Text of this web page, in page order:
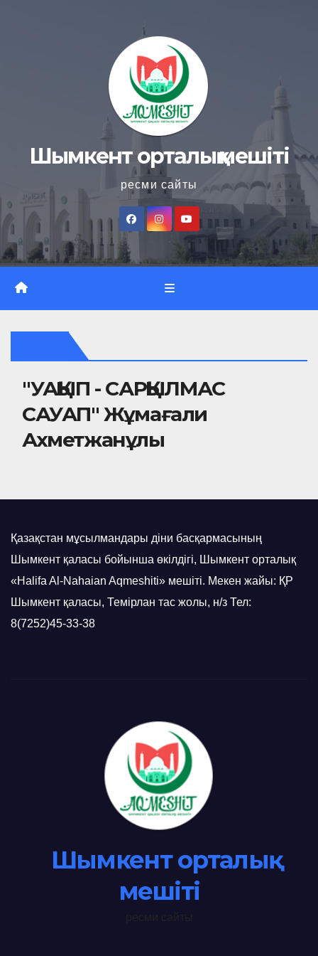
Шымкент орталық мешіті
ресми сайты
"УАҚЫП - САРҚЫЛМАС
САУАП" Жұмағали
Ахметжанұлы
Қазақстан мұсылмандары діни басқармасының
Шымкент қаласы бойынша өкілдігі, Шымкент орталық
«Halifa Al-Nahaian Aqmeshiti» мешіті. Мекен жайы: ҚР
Шымкент қаласы, Темірлан тас жолы, н/з Тел:
8(7252)45-33-38
Шымкент орталық
мешіті